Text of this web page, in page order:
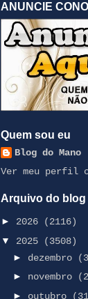
ANUNCIE
Quem sou eu
Blog do Mano
Ver meu perfil
Arquivo do blog
► 2026
(2116)
▼ 2025
(3508)
► dezembro
► novembro
► outubro